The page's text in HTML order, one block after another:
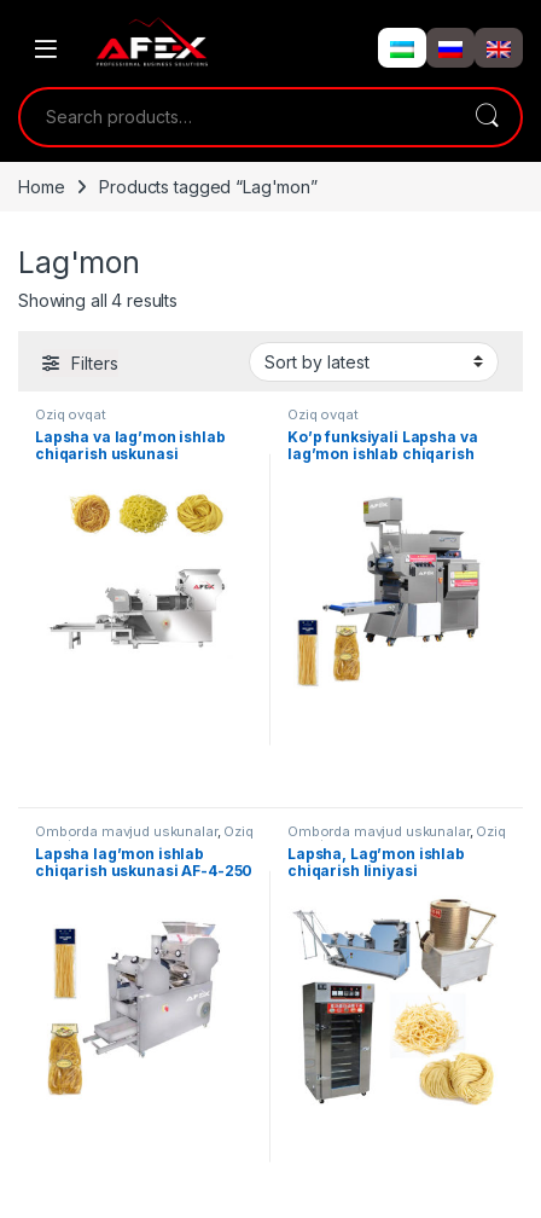
Search for:
Home Products tagged “Lag'mon”
Lag'mon
Showing all 4 results
Filters
Oziq ovqat
Lapsha va lag’mon ishlab
chiqarish uskunasi
Oziq ovqat
Ko’p funksiyali Lapsha va
lag’mon ishlab chiqarish
Omborda mavjud uskunalar, Oziq
ovqat
Lapsha lag’mon ishlab
chiqarish uskunasi AF-4-250
Omborda mavjud uskunalar, Oziq
ovqat
Lapsha, Lag’mon ishlab
chiqarish liniyasi